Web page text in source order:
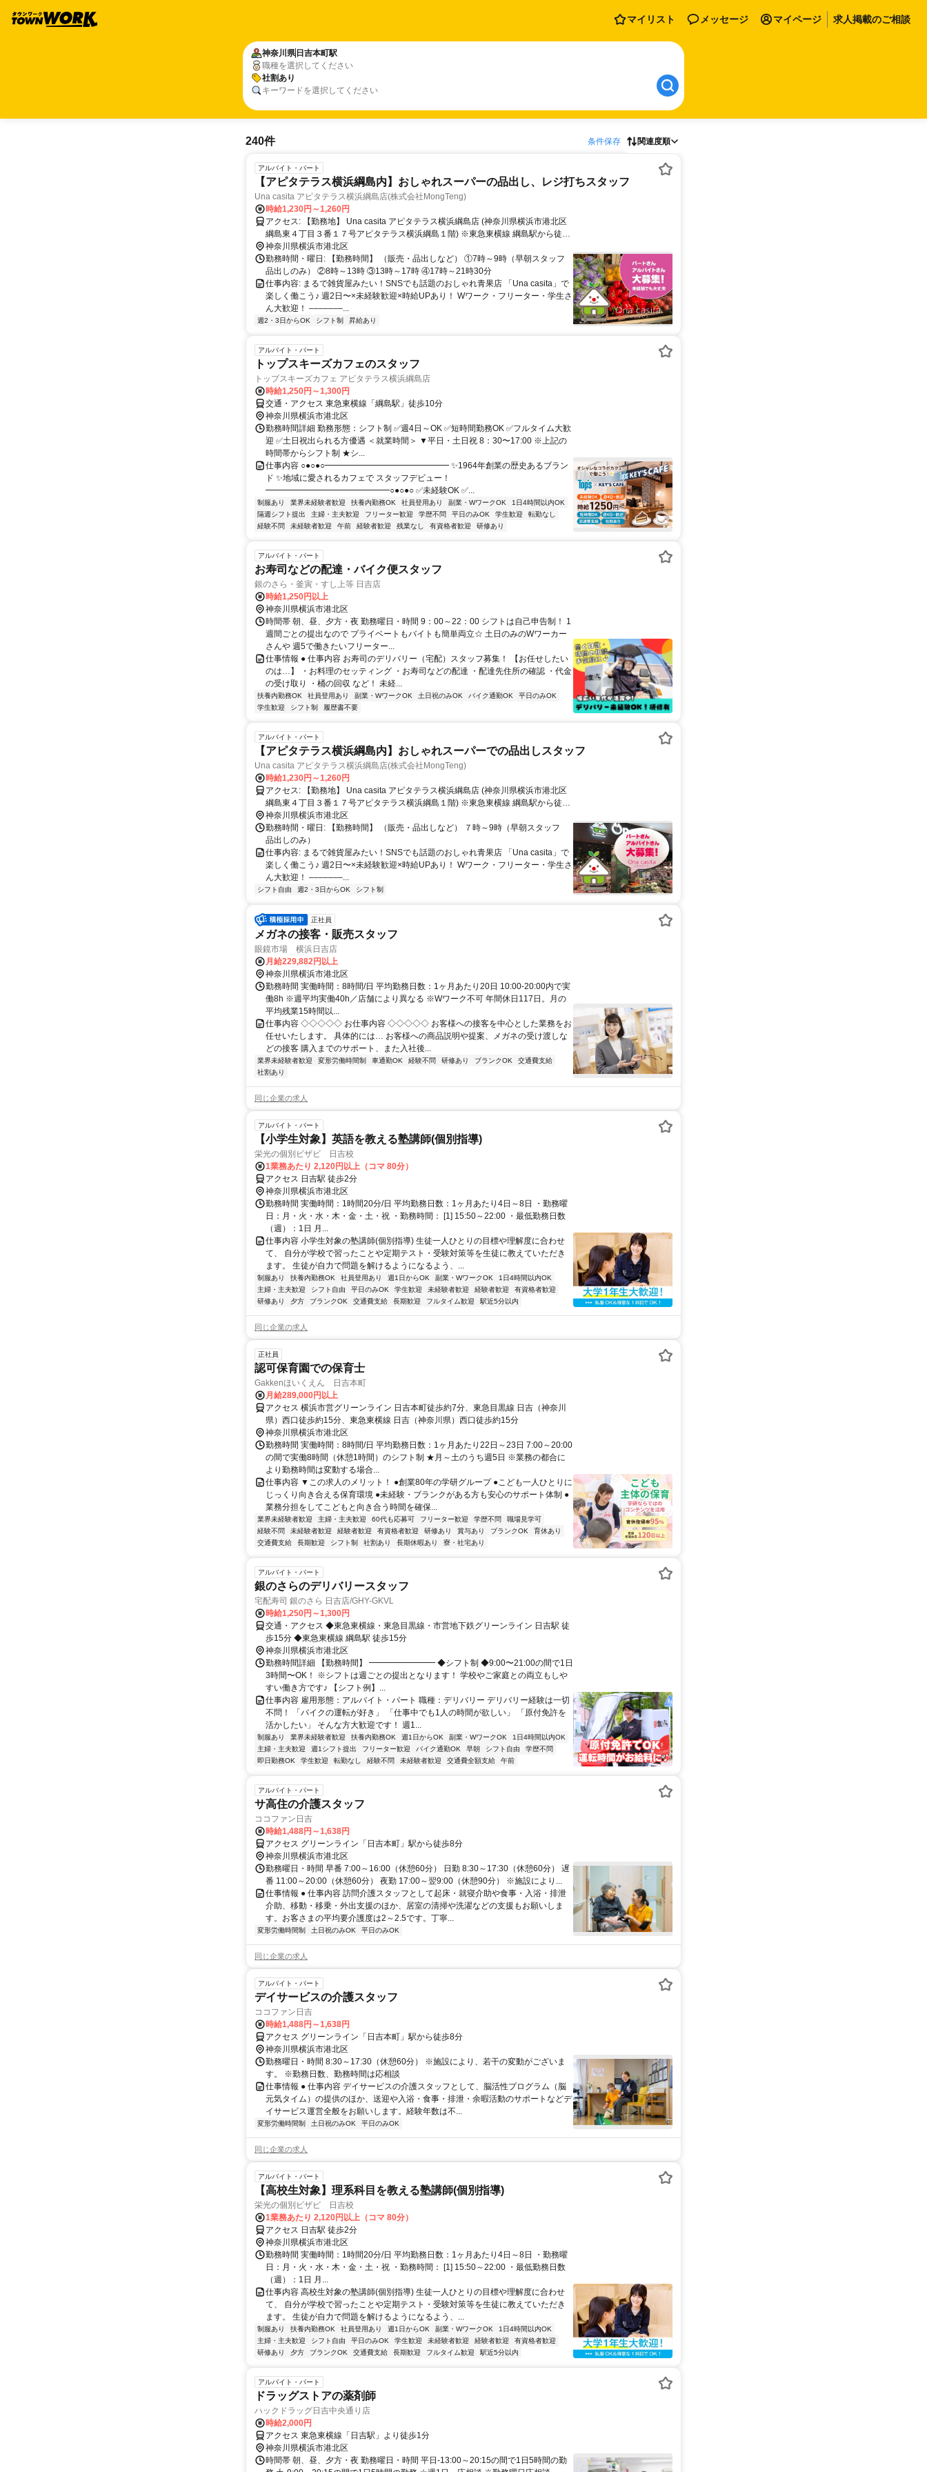
マイリスト メッセージ マイページ 求人掲載のご相談
神奈川県 日吉本町駅
職種を選択してください
社割あり
キーワードを選択してください
240件 条件保存 関連度順
アルバイト・パート
【アピタテラス横浜綱島内】おしゃれスーパーの品出し、レジ打ちスタッフ
Una casita アピタテラス横浜綱島店(株式会社MongTeng)
時給1,230円～1,260円
アクセス: 【勤務地】 Una casita アピタテラス横浜綱島店 (神奈川県横浜市港北区
綱島東４丁目３番１７号アピタテラス横浜綱島１階) ※東急東横線 綱島駅から徒歩
１２分。交通費規定内支給！ ※商業施設内！
神奈川県横浜市港北区
勤務時間・曜日: 【勤務時間】 （販売・品出しなど） ①7時～9時（早朝スタッフ
品出しのみ） ②8時～13時 ③13時～17時 ④17時～21時30分
仕事内容: まるで雑貨屋みたい！SNSでも話題のおしゃれ青果店 「Una casita」で
楽しく働こう♪ 週2日〜×未経験歓迎×時給UPあり！ Wワーク・フリーター・学生さ
ん大歓迎！ –––––––...
週2・3日からOK シフト制 昇給あり
アルバイト・パート
トップスキーズカフェのスタッフ
トップスキーズカフェ アピタテラス横浜綱島店
時給1,250円～1,300円
交通・アクセス 東急東横線「綱島駅」徒歩10分
神奈川県横浜市港北区
勤務時間詳細 勤務形態：シフト制 ✅週4日～OK ✅短時間勤務OK ✅フルタイム大歓
迎 ✅土日祝出られる方優遇 ＜就業時間＞ ▼平日・土日祝 8：30〜17:00 ※上記の
時間帯からシフト制 ★シ...
仕事内容 ○●○●○━━━━━━━━━━━━━━━ ✨1964年創業の歴史あるブラン
ド ✨地域に愛されるカフェで スタッフデビュー！
━━━━━━━━━━━━━━━○●○●○ ✅未経験OK ✅...
制服あり 業界未経験者歓迎 扶養内勤務OK 社員登用あり 副業・WワークOK
1日4時間以内OK
隔週シフト提出
主婦・主夫歓迎 フリーター歓迎 学歴不問 平日のみOK 学生歓迎
転勤なし
経験不問
未経験者歓迎 午前 経験者歓迎 残業なし 有資格者歓迎 研修あり
アルバイト・パート
お寿司などの配達・バイク便スタッフ
銀のさら・釜寅・すし上等 日吉店
時給1,250円以上
神奈川県横浜市港北区
時間帯 朝、昼、夕方・夜 勤務曜日・時間 9：00～22：00 シフトは自己申告制！ 1
週間ごとの提出なので プライベートもバイトも簡単両立☆ 土日のみのWワーカー
さんや 週5で働きたいフリーター...
仕事情報 ● 仕事内容 お寿司のデリバリー（宅配）スタッフ募集！ 【お任せしたい
のは…】 ・お料理のセッティング ・お寿司などの配達 ・配達先住所の確認 ・代金
の受け取り ・桶の回収 など！ 未経...
扶養内勤務OK 社員登用あり 副業・WワークOK 土日祝のみOK バイク通勤OK
平日のみOK
学生歓迎
シフト制 履歴書不要
アルバイト・パート
【アピタテラス横浜綱島内】おしゃれスーパーでの品出しスタッフ
Una casita アピタテラス横浜綱島店(株式会社MongTeng)
時給1,230円～1,260円
アクセス: 【勤務地】 Una casita アピタテラス横浜綱島店 (神奈川県横浜市港北区
綱島東４丁目３番１７号アピタテラス横浜綱島１階) ※東急東横線 綱島駅から徒歩
１２分。交通費規定内支給！ ※商業施設内！
神奈川県横浜市港北区
勤務時間・曜日: 【勤務時間】 （販売・品出しなど） ７時～9時（早朝スタッフ
品出しのみ）
仕事内容: まるで雑貨屋みたい！SNSでも話題のおしゃれ青果店 「Una casita」で
楽しく働こう♪ 週2日〜×未経験歓迎×時給UPあり！ Wワーク・フリーター・学生さ
ん大歓迎！ –––––––...
シフト自由 週2・3日からOK シフト制
正社員
メガネの接客・販売スタッフ
眼鏡市場 横浜日吉店
月給229,882円以上
神奈川県横浜市港北区
勤務時間 実働時間：8時間/日 平均勤務日数：1ヶ月あたり20日 10:00-20:00内で実
働8h ※週平均実働40h／店舗により異なる ※Wワーク不可 年間休日117日。月の
平均残業15時間以...
仕事内容 ◇◇◇◇◇ お仕事内容 ◇◇◇◇◇ お客様への接客を中心とした業務をお
任せいたします。 具体的には… お客様への商品説明や提案、メガネの受け渡しな
どの接客 購入までのサポート、また入社後...
業界未経験者歓迎 変形労働時間制 車通勤OK 経験不問 研修あり ブランクOK
交通費支給
社割あり
同じ企業の求人
アルバイト・パート
【小学生対象】英語を教える塾講師(個別指導)
栄光の個別ビザビ 日吉校
1業務あたり 2,120円以上（コマ 80分）
アクセス 日吉駅 徒歩2分
神奈川県横浜市港北区
勤務時間 実働時間：1時間20分/日 平均勤務日数：1ヶ月あたり4日～8日 ・勤務曜
日：月・火・水・木・金・土・祝 ・勤務時間： [1] 15:50～22:00 ・最低勤務日数
（週）：1日 月...
仕事内容 小学生対象の塾講師(個別指導) 生徒一人ひとりの目標や理解度に合わせ
て、 自分が学校で習ったことや定期テスト・受験対策等を生徒に教えていただき
ます。 生徒が自力で問題を解けるようになるよう、...
制服あり 扶養内勤務OK 社員登用あり 週1日からOK 副業・WワークOK
1日4時間以内OK
主婦・主夫歓迎
シフト自由 平日のみOK 学生歓迎 未経験者歓迎 経験者歓迎
有資格者歓迎
研修あり
夕方 ブランクOK 交通費支給 長期歓迎 フルタイム歓迎 駅近5分以内
同じ企業の求人
正社員
認可保育園での保育士
Gakkenほいくえん 日吉本町
月給289,000円以上
アクセス 横浜市営グリーンライン 日吉本町徒歩約7分、東急目黒線 日吉（神奈川
県）西口徒歩約15分、東急東横線 日吉（神奈川県）西口徒歩約15分
神奈川県横浜市港北区
勤務時間 実働時間：8時間/日 平均勤務日数：1ヶ月あたり22日～23日 7:00～20:00
の間で実働8時間（休憩1時間）のシフト制 ★月～土のうち週5日 ※業務の都合に
より勤務時間は変動する場合...
仕事内容 ▼この求人のメリット！ ●創業80年の学研グループ ●こども一人ひとりに
じっくり向き合える保育環境 ●未経験・ブランクがある方も安心のサポート体制 ●
業務分担をしてこどもと向き合う時間を確保...
業界未経験者歓迎 主婦・主夫歓迎 60代も応募可 フリーター歓迎 学歴不問
職場見学可
経験不問
未経験者歓迎 経験者歓迎 有資格者歓迎 研修あり 賞与あり ブランクOK
育休あり
交通費支給
長期歓迎 シフト制 社割あり 長期休暇あり 寮・社宅あり
アルバイト・パート
銀のさらのデリバリースタッフ
宅配寿司 銀のさら 日吉店/GHY-GKVL
時給1,250円～1,300円
交通・アクセス ◆東急東横線・東急目黒線・市営地下鉄グリーンライン 日吉駅 徒
歩15分 ◆東急東横線 綱島駅 徒歩15分
神奈川県横浜市港北区
勤務時間詳細 【勤務時間】 ━━━━━━━━ ◆シフト制 ◆9:00〜21:00の間で1日
3時間〜OK！ ※シフトは週ごとの提出となります！ 学校やご家庭との両立もしや
すい働き方です♪ 【シフト例】...
仕事内容 雇用形態：アルバイト・パート 職種：デリバリー デリバリー経験は一切
不問！ 「バイクの運転が好き」 「仕事中でも1人の時間が欲しい」 「原付免許を
活かしたい」 そんな方大歓迎です！ 週1...
制服あり 業界未経験者歓迎 扶養内勤務OK 週1日からOK 副業・WワークOK
1日4時間以内OK
主婦・主夫歓迎
週1シフト提出 フリーター歓迎 バイク通勤OK 早朝 シフト自由
学歴不問
即日勤務OK
学生歓迎 転勤なし 経験不問 未経験者歓迎 交通費全額支給 午前
アルバイト・パート
サ高住の介護スタッフ
ココファン日吉
時給1,488円～1,638円
アクセス グリーンライン「日吉本町」駅から徒歩8分
神奈川県横浜市港北区
勤務曜日・時間 早番 7:00～16:00（休憩60分） 日勤 8:30～17:30（休憩60分） 遅
番 11:00～20:00（休憩60分） 夜勤 17:00～翌9:00（休憩90分） ※施設により...
仕事情報 ● 仕事内容 訪問介護スタッフとして起床・就寝介助や食事・入浴・排泄
介助、移動・移乗・外出支援のほか、居室の清掃や洗濯などの支援もお願いしま
す。お客さまの平均要介護度は2～2.5です。丁寧...
変形労働時間制 土日祝のみOK 平日のみOK
同じ企業の求人
アルバイト・パート
デイサービスの介護スタッフ
ココファン日吉
時給1,488円～1,638円
アクセス グリーンライン「日吉本町」駅から徒歩8分
神奈川県横浜市港北区
勤務曜日・時間 8:30～17:30（休憩60分） ※施設により、若干の変動がございま
す。 ※勤務日数、勤務時間は応相談
仕事情報 ● 仕事内容 デイサービスの介護スタッフとして、脳活性プログラム（脳
元気タイム）の提供のほか、送迎や入浴・食事・排泄・余暇活動のサポートなどデ
イサービス運営全般をお願いします。経験年数は不...
変形労働時間制 土日祝のみOK 平日のみOK
同じ企業の求人
アルバイト・パート
【高校生対象】理系科目を教える塾講師(個別指導)
栄光の個別ビザビ 日吉校
1業務あたり 2,120円以上（コマ 80分）
アクセス 日吉駅 徒歩2分
神奈川県横浜市港北区
勤務時間 実働時間：1時間20分/日 平均勤務日数：1ヶ月あたり4日～8日 ・勤務曜
日：月・火・水・木・金・土・祝 ・勤務時間： [1] 15:50～22:00 ・最低勤務日数
（週）：1日 月...
仕事内容 高校生対象の塾講師(個別指導) 生徒一人ひとりの目標や理解度に合わせ
て、 自分が学校で習ったことや定期テスト・受験対策等を生徒に教えていただき
ます。 生徒が自力で問題を解けるようになるよう、...
制服あり 扶養内勤務OK 社員登用あり 週1日からOK 副業・WワークOK
1日4時間以内OK
主婦・主夫歓迎
シフト自由 平日のみOK 学生歓迎 未経験者歓迎 経験者歓迎
有資格者歓迎
研修あり
夕方 ブランクOK 交通費支給 長期歓迎 フルタイム歓迎 駅近5分以内
アルバイト・パート
ドラッグストアの薬剤師
ハックドラッグ日吉中央通り店
時給2,000円
アクセス 東急東横線「日吉駅」より徒歩1分
神奈川県横浜市港北区
時間帯 朝、昼、夕方・夜 勤務曜日・時間 平日-13:00～20:15の間で1日5時間の勤